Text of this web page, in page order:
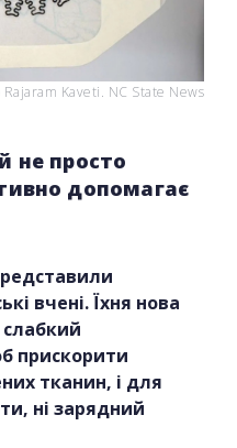
Rajaram Kavetі. NC State News
не просто
допомагає
вчені. Їхня нова
прискорити
тканин, і для
ні зарядний